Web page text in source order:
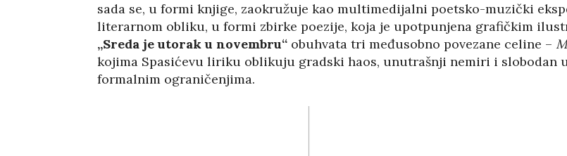
sada se, u formi knjige, zaokružuje kao multimedijalni poetsko-muzički
literarnom obliku, u formi zbirke poezije, koja je upotpunjena grafičkim
„Sreda je utorak u novembru“ obuhvata tri međusobno povezane celine –
kojima Spasićevu liriku oblikuju gradski haos, unutrašnji nemiri i slobodan
formalnim ograničenjima.